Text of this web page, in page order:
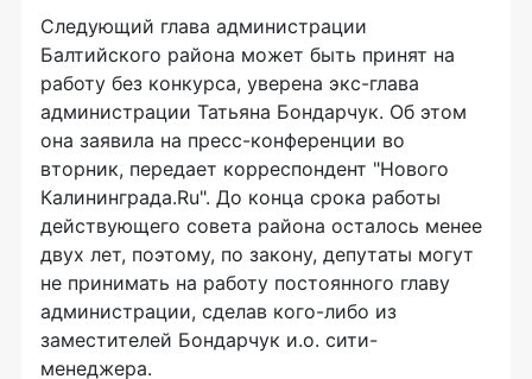
Следующий глава администрации
Балтийского района может быть принят на
работу без конкурса, уверена экс-глава
администрации Татьяна Бондарчук. Об этом
она заявила на пресс-конференции во
вторник, передает корреспондент "Нового
Калининграда.Ru". До конца срока работы
действующего совета района осталось менее
двух лет, поэтому, по закону, депутаты могут
не принимать на работу постоянного главу
администрации, сделав кого-либо из
заместителей Бондарчук и.о. сити-
менеджера.